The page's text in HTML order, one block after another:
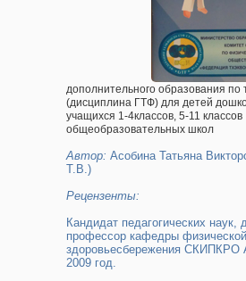
дополнительного образования по
(дисциплина ГТФ) для детей
учащихся 1-4классов, 5-11 классов
общеобразовательных школ
Автор: Асобина Татьяна
Т.В.)
Рецензенты:
Кандидат педагогических наук,
профессор кафедры
здоровьесбережения СКИПКРО
2009 год.